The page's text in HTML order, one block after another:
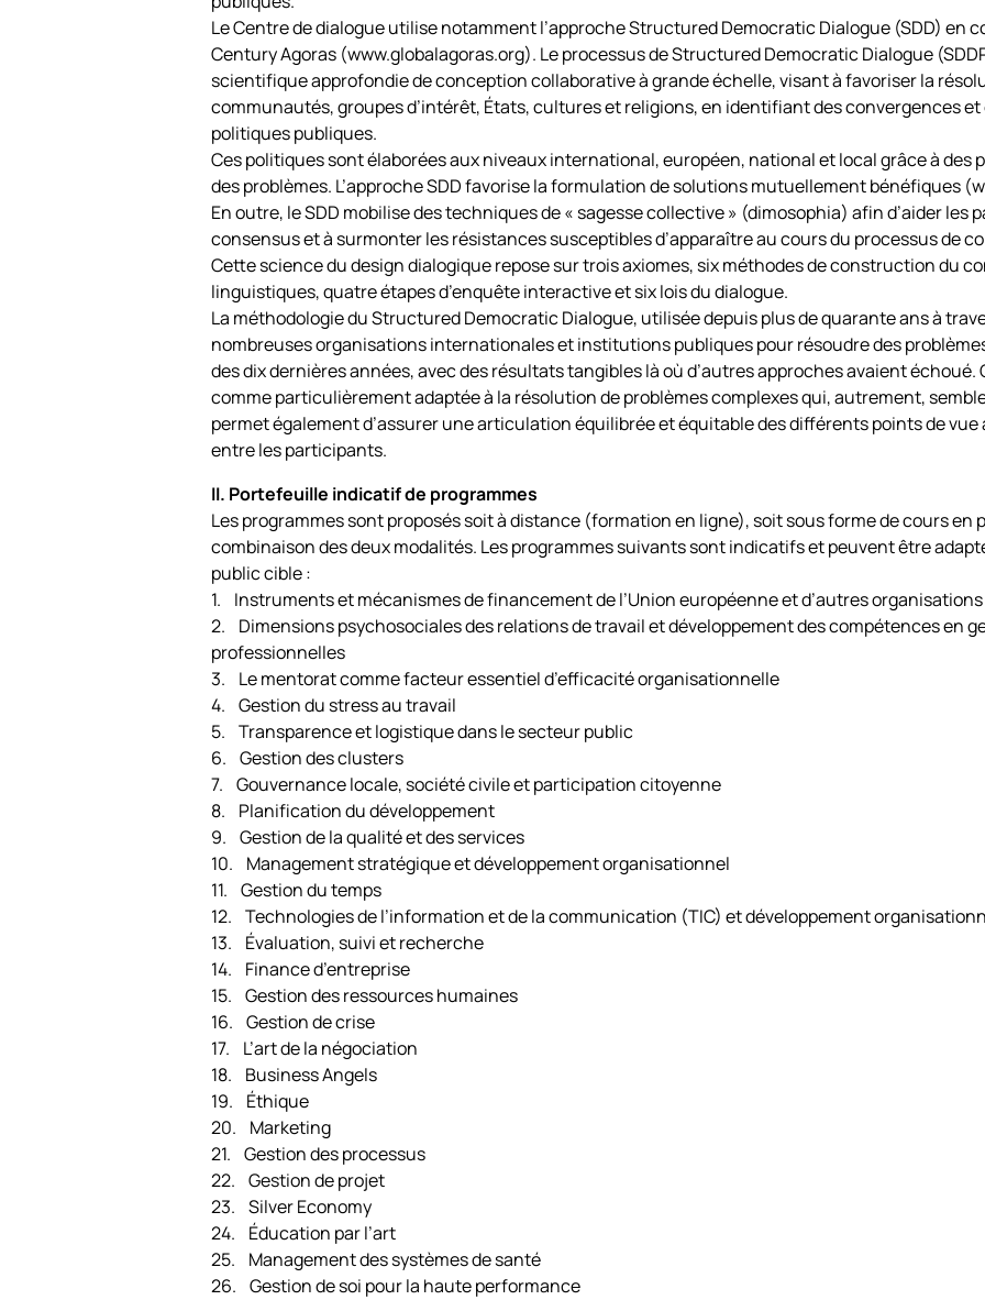
Le Centre de dialogue utilise notamment l’approche Structured Democratic Dialogue (SDD) en
Century Agoras (www.globalagoras.org). Le processus de Structured Democratic Dialogue
scientifique approfondie de conception collaborative à grande échelle, visant à favoriser la
communautés, groupes d’intérêt, États, cultures et religions, en identifiant des convergences
politiques publiques.
Ces politiques sont élaborées aux niveaux international, européen, national et local grâce à des
des problèmes. L’approche SDD favorise la formulation de solutions mutuellement bénéfiques
En outre, le SDD mobilise des techniques de « sagesse collective » (dimosophia) afin d’aider les
consensus et à surmonter les résistances susceptibles d’apparaître au cours du processus de
Cette science du design dialogique repose sur trois axiomes, six méthodes de construction du
linguistiques, quatre étapes d’enquête interactive et six lois du dialogue.
La méthodologie du Structured Democratic Dialogue, utilisée depuis plus de quarante ans à
nombreuses organisations internationales et institutions publiques pour résoudre des
des dix dernières années, avec des résultats tangibles là où d’autres approches avaient
comme particulièrement adaptée à la résolution de problèmes complexes qui, autrement,
permet également d’assurer une articulation équilibrée et équitable des différents points de
entre les participants.
II. Portefeuille indicatif de programmes
Les programmes sont proposés soit à distance (formation en ligne), soit sous forme de cours en
combinaison des deux modalités. Les programmes suivants sont indicatifs et peuvent être
public cible :
1. Instruments et mécanismes de financement de l’Union européenne et d’autres
2. Dimensions psychosociales des relations de travail et développement des compétences en
professionnelles
3. Le mentorat comme facteur essentiel d’efficacité organisationnelle
4. Gestion du stress au travail
5. Transparence et logistique dans le secteur public
6. Gestion des clusters
7. Gouvernance locale, société civile et participation citoyenne
8. Planification du développement
9. Gestion de la qualité et des services
10. Management stratégique et développement organisationnel
11. Gestion du temps
12. Technologies de l’information et de la communication (TIC) et développement
13. Évaluation, suivi et recherche
14. Finance d’entreprise
15. Gestion des ressources humaines
16. Gestion de crise
17. L’art de la négociation
18. Business Angels
19. Éthique
20. Marketing
21. Gestion des processus
22. Gestion de projet
23. Silver Economy
24. Éducation par l’art
25. Management des systèmes de santé
26. Gestion de soi pour la haute performance